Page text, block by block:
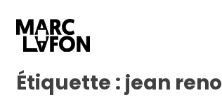
Étiquette : jean reno